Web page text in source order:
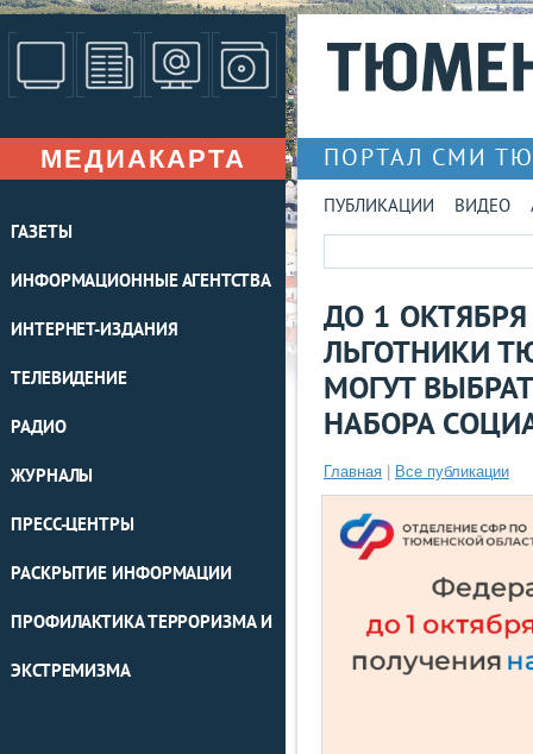
МЕДИАКАРТА
ГАЗЕТЫ
ИНФОРМАЦИОННЫЕ АГЕНТСТВА
ИНТЕРНЕТ-ИЗДАНИЯ
ТЕЛЕВИДЕНИЕ
РАДИО
ЖУРНАЛЫ
ПРЕСС-ЦЕНТРЫ
РАСКРЫТИЕ ИНФОРМАЦИИ
ПРОФИЛАКТИКА ТЕРРОРИЗМА И
ЭКСТРЕМИЗМА
ПОРТАЛ СМИ
ПУБЛИКАЦИИ ВИДЕО
ДО 1
ЛЬГОТНИКИ
МОГУТ
НАБОРА
Главная Все публикации